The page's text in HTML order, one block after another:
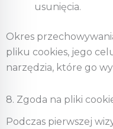
usunięcia.
Okres
pliku cookies, jego
narzędzia, które go
8. Zgoda na pliki
Podczas pierwszej